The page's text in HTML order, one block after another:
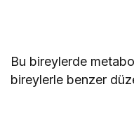
Bu bireylerde
bireylerle benzer